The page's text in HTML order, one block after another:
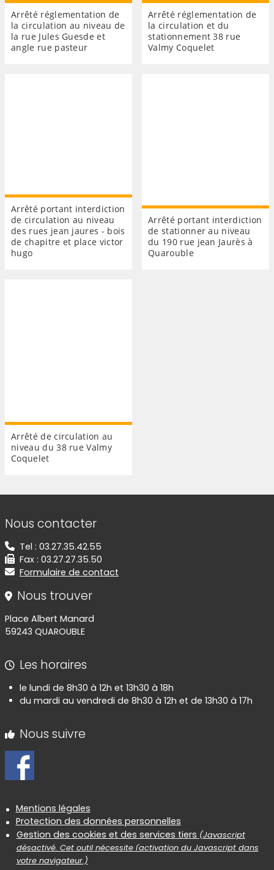
Arrêté réglementation de
la circulation au niveau de
la rue Jules Guesde et
angle rue pasteur
Arrêté réglementation de
la circulation et du
stationnement 38 rue
Valmy Coquelet
Arrêté portant interdiction
de circulation au niveau
des rues jean jaures - bois
de chapitre et place victor
hugo
Arrêté portant interdiction
de stationner au niveau
du 190 rue jean Jaurès à
Quarouble
Arrêté de circulation au
niveau du 38 rue Valmy
Coquelet
Informations de contact
Nous contacter
Tel : 03.27.35.42.55
Fax : 03.27.27.35.50
Formulaire de contact
Nous trouver
Place Albert Manard
59243 QUAROUBLE
Les horaires
le lundi de 8h30 à 12h et 13h30 à 18h
du mardi au vendredi de 8h30 à 12h et de 13h30 à 17h
Nous suivre
Informations réglementaires
Mentions légales
Protection des données personnelles
Gestion des cookies et des services tiers (Javascript
désactivé. Cet outil nécessite l'activation du Javascript dans
votre navigateur.)